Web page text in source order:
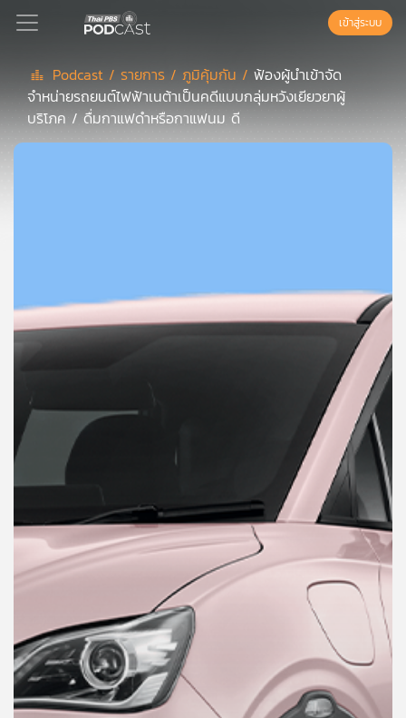
Podcast
เพล
ย์
ลิ
คุณ
เพลง
บทความ
และ
กิจกรรม
เข้าสู่ระบบ
Podcast / รายการ /ภูมิคุ้มกัน / ฟ้องผู้นำเข้าจัด
จำหน่ายรถยนต์ไฟฟ้าเนต้าเป็นคดีแบบกลุ่มหวังเยียวยาผู้
บริโภค / ดื่มกาแฟดำหรือกาแฟนม ดี